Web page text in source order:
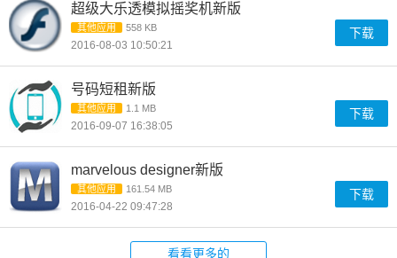
超级大乐透模拟摇奖机新版
其他应用 558 KB
2016-08-03 10:50:21
下载
号码短租新版
其他应用 1.1 MB
2016-09-07 16:38:05
下载
marvelous designer新版
其他应用 161.54 MB
2016-04-22 09:47:28
下载
看看更多的